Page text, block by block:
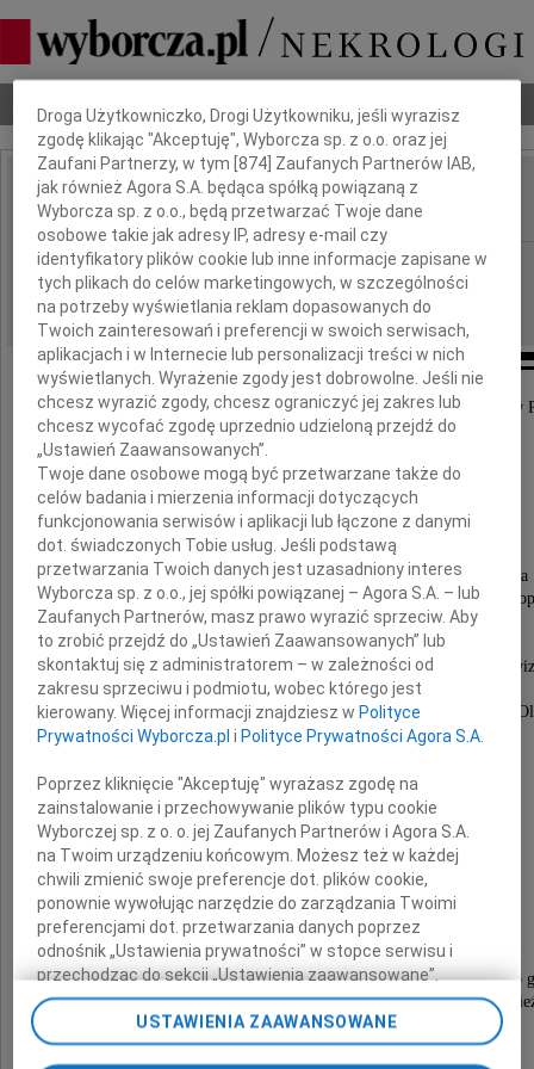
Nekrologi Odeszli Poradnik pogrzebowy
IMIĘ I NAZWISKO: Rafał Piszcz
REGION: Poznań
DATA EMISJI: 17.09.2012
Ze smutkiem informujemy, że 12 września 2012 roku w
odszedł z naszego grona w wieku 71 lat
Rafał Piszcz
Trzykrotny Olimpijczyk i brązowy medalista w K-2 na
Igrzysk w Monachium, medalista mistrzostw świata,
Sędzia międzynarodowy na igrzyskach
w Atlancie, Sydney, Atenach i Pekinie.
Był Wiceprezesem i Przewodniczącym Komisji
w Polskim Związku Kajakowym.
Członkiem Trybunału Arbitrażowego Polskiego Komitetu
Prezes Józef Bejnarowicz,
Zarząd oraz pracownicy Biura
Polskiego Związku Kajakowego
Pogrzeb odbędzie się dnia 18 września 2012 roku (wtorek) o
na Cmentarzu Miłostowo w Poznaniu, wejście od ul.
Dbamy o Twoją prywatność
Droga Użytkowniczko, Drogi Użytkowniku, jeśli wyrazisz
zgodę klikając "Akceptuję", Wyborcza sp. z o.o. oraz jej
Zaufani Partnerzy, w tym [874 ] Zaufanych Partnerów IAB,
jak również Agora S.A. będąca spółką powiązaną z
Wyborcza sp. z o.o., będą przetwarzać Twoje dane
osobowe takie jak adresy IP, adresy e-mail czy
identyfikatory plików cookie lub inne informacje zapisane w
tych plikach do celów marketingowych, w szczególności
na potrzeby wyświetlania reklam dopasowanych do
Twoich zainteresowań i preferencji w swoich serwisach,
aplikacjach i w Internecie lub personalizacji treści w nich
wyświetlanych. Wyrażenie zgody jest dobrowolne. Jeśli nie
chcesz wyrazić zgody, chcesz ograniczyć jej zakres lub
chcesz wycofać zgodę uprzednio udzieloną przejdź do
„Ustawień Zaawansowanych”.
Twoje dane osobowe mogą być przetwarzane także do
celów badania i mierzenia informacji dotyczących
funkcjonowania serwisów i aplikacji lub łączone z danymi
dot. świadczonych Tobie usług. Jeśli podstawą
przetwarzania Twoich danych jest uzasadniony interes
Wyborcza sp. z o.o., jej spółki powiązanej – Agora S.A. – lub
Zaufanych Partnerów, masz prawo wyrazić sprzeciw. Aby
to zrobić przejdź do „Ustawień Zaawansowanych” lub
skontaktuj się z administratorem – w zależności od
zakresu sprzeciwu i podmiotu, wobec którego jest
kierowany. Więcej informacji znajdziesz w Polityce
Prywatności Wyborcza.pl i Polityce Prywatności Agora S.A.
Poprzez kliknięcie "Akceptuję" wyrażasz zgodę na
zainstalowanie i przechowywanie plików typu cookie
Wyborczej sp. z o. o. jej Zaufanych Partnerów i Agora S.A.
na Twoim urządzeniu końcowym. Możesz też w każdej
chwili zmienić swoje preferencje dot. plików cookie,
ponownie wywołując narzędzie do zarządzania Twoimi
preferencjami dot. przetwarzania danych poprzez
odnośnik „Ustawienia prywatności” w stopce serwisu i
przechodząc do sekcji „Ustawienia zaawansowane”.
Zmiana ustawień plików cookie możliwa jest także za
pomocą ustawień przeglądarki.
USTAWIENIA ZAAWANSOWANE